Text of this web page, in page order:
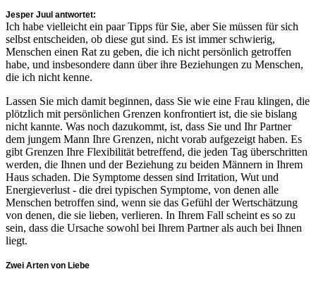
Jesper Juul antwortet:
Ich habe vielleicht ein paar Tipps für Sie, aber Sie müssen für sich
selbst entscheiden, ob diese gut sind. Es ist immer schwierig,
Menschen einen Rat zu geben, die ich nicht persönlich getroffen
habe, und insbesondere dann über ihre Beziehungen zu Menschen,
die ich nicht kenne.
Lassen Sie mich damit beginnen, dass Sie wie eine Frau klingen, die
plötzlich mit persönlichen Grenzen konfrontiert ist, die sie bislang
nicht kannte. Was noch dazukommt, ist, dass Sie und Ihr Partner
dem jungem Mann Ihre Grenzen, nicht vorab aufgezeigt haben. Es
gibt Grenzen Ihre Flexibilität betreffend, die jeden Tag überschritten
werden, die Ihnen und der Beziehung zu beiden Männern in Ihrem
Haus schaden. Die Symptome dessen sind Irritation, Wut und
Energieverlust - die drei typischen Symptome, von denen alle
Menschen betroffen sind, wenn sie das Gefühl der Wertschätzung
von denen, die sie lieben, verlieren. In Ihrem Fall scheint es so zu
sein, dass die Ursache sowohl bei Ihrem Partner als auch bei Ihnen
liegt.
Zwei Arten von Liebe